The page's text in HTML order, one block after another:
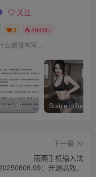
关注
3 594W+
么都没有写...
Reader v2.0.0.4 极简小说阅读器支持导入在线及离线书源
下一篇
雨燕手机输入法
：开源高效输